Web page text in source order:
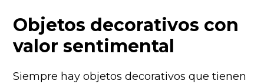
Objetos decorativos con
valor sentimental
Siempre hay objetos decorativos que tienen